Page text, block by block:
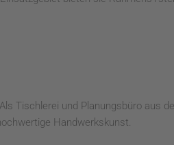
Tischlerei und Planungsbüro aus
Handwerkskunst.